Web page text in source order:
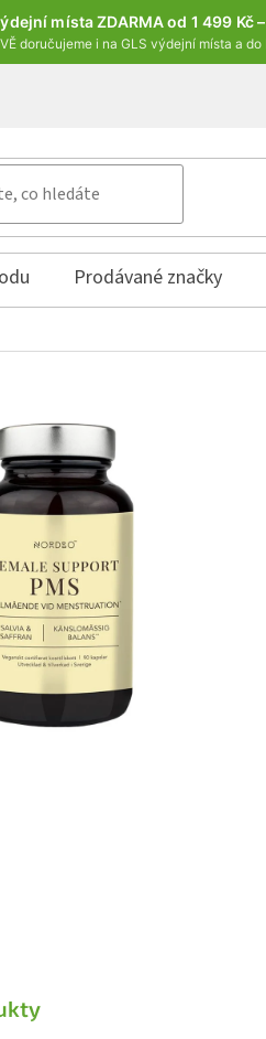
místa ZDARMA od 1 499 Kč
doručujeme i na GLS výdejní místa a do
Prodávané značky